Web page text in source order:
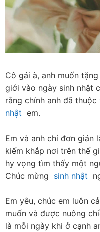
Cô gái à, anh muốn
giới vào ngày sinh nhật
rằng chính anh đã
nhật
  em.
Em và anh chỉ đơn giản
kiếm khắp nơi trên thế
hy vọng tìm thấy một
Chúc mừng sinh nhật
Em yêu, chúc em luôn
muốn và được nuông
là mỗi ngày khi ở cạnh